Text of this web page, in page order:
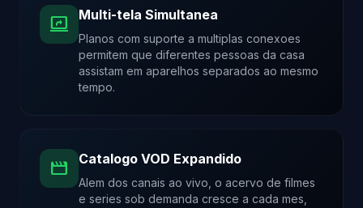
screen_share Multi-tela Simultanea
Planos com suporte a multiplas conexoes
permitem que diferentes pessoas da casa
assistam em aparelhos separados ao mesmo
tempo.
movie Catalogo VOD Expandido
Alem dos canais ao vivo, o acervo de filmes
e series sob demanda cresce a cada mes,